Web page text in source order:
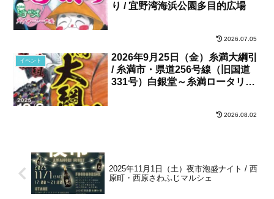
り / 宜野湾海浜公園多目的広場
2026.07.05
イベント
2026年9月25日（金）糸満大綱引
/ 糸満市・県道256号線（旧国道
331号）白銀堂～糸満ロータリー
2026.08.02
2025年11月1日（土）夜市泡盛ナイト / 西
原町・西原さわふじマルシェ